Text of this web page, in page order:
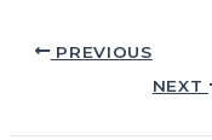
PREVIOUS
NEXT